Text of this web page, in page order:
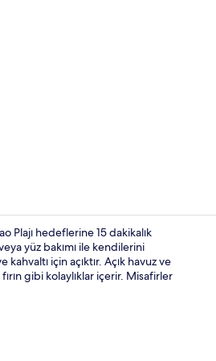
Yakında
Plajı hedeflerine 15 dakikalık
yüz bakımı ile kendilerini
için açıktır. Açık havuz ve
gibi kolaylıklar içerir. Misafirler